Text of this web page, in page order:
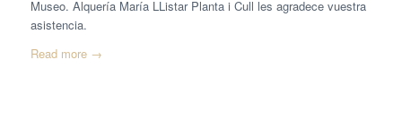
Museo. Alquería María LListar Planta i Cull les agradece vuestra
asistencia.
Read more→